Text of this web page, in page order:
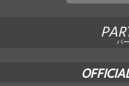
パ